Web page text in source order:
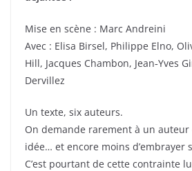
o
k
Mise en scène : Marc Andreini
Avec : Elisa Birsel, Philippe Elno,
Hill, Jacques Chambon, Jean‑Yves
Dervillez
Un texte, six auteurs.
On demande rarement à un auteur
idée… et encore moins d’embrayer
C’est pourtant de cette contrainte